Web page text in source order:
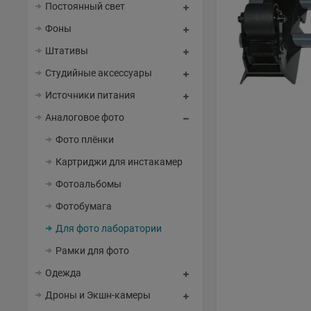
Постоянный свет
Фоны
Штативы
Студийные аксессуары
Источники питания
Аналоговое фото
Фото плёнки
Картриджи для инстакамер
Фотоальбомы
Фотобумага
Для фото лаборатории
Рамки для фото
Одежда
Дроны и Экшн-камеры